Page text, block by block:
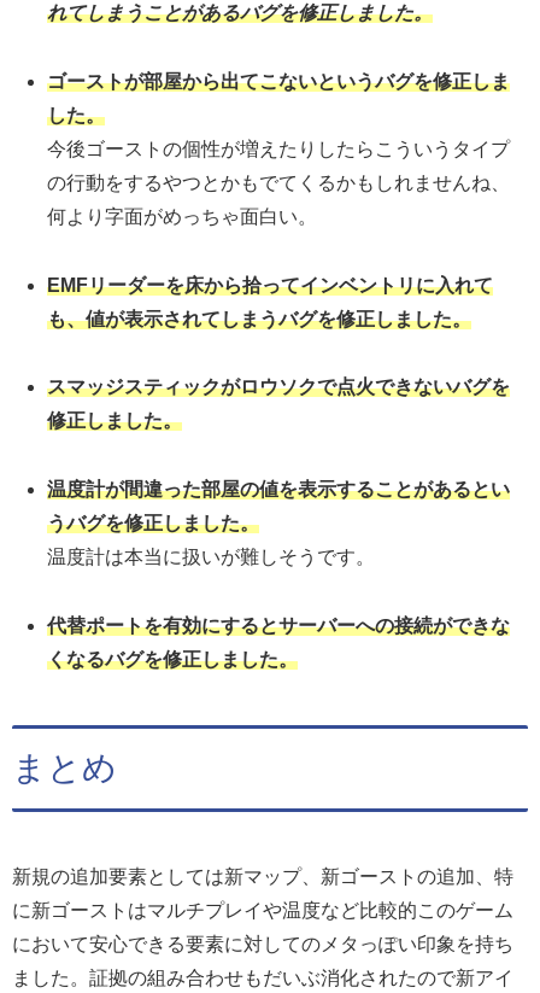
れてしまうことがあるバグを修正しました。
ゴーストが部屋から出てこないというバグを修正しま
した。
今後ゴーストの個性が増えたりしたらこういうタイプ
の行動をするやつとかもでてくるかもしれませんね、
何より字面がめっちゃ面白い。
EMFリーダーを床から拾ってインベントリに入れて
も、値が表示されてしまうバグを修正しました。
スマッジスティックがロウソクで点火できないバグを
修正しました。
温度計が間違った部屋の値を表示することがあるとい
うバグを修正しました。
温度計は本当に扱いが難しそうです。
代替ポートを有効にするとサーバーへの接続ができな
くなるバグを修正しました。
まとめ
新規の追加要素としては新マップ、新ゴーストの追加、特
に新ゴーストはマルチプレイや温度など比較的このゲーム
において安心できる要素に対してのメタっぽい印象を持ち
ました。証拠の組み合わせもだいぶ消化されたので新アイ